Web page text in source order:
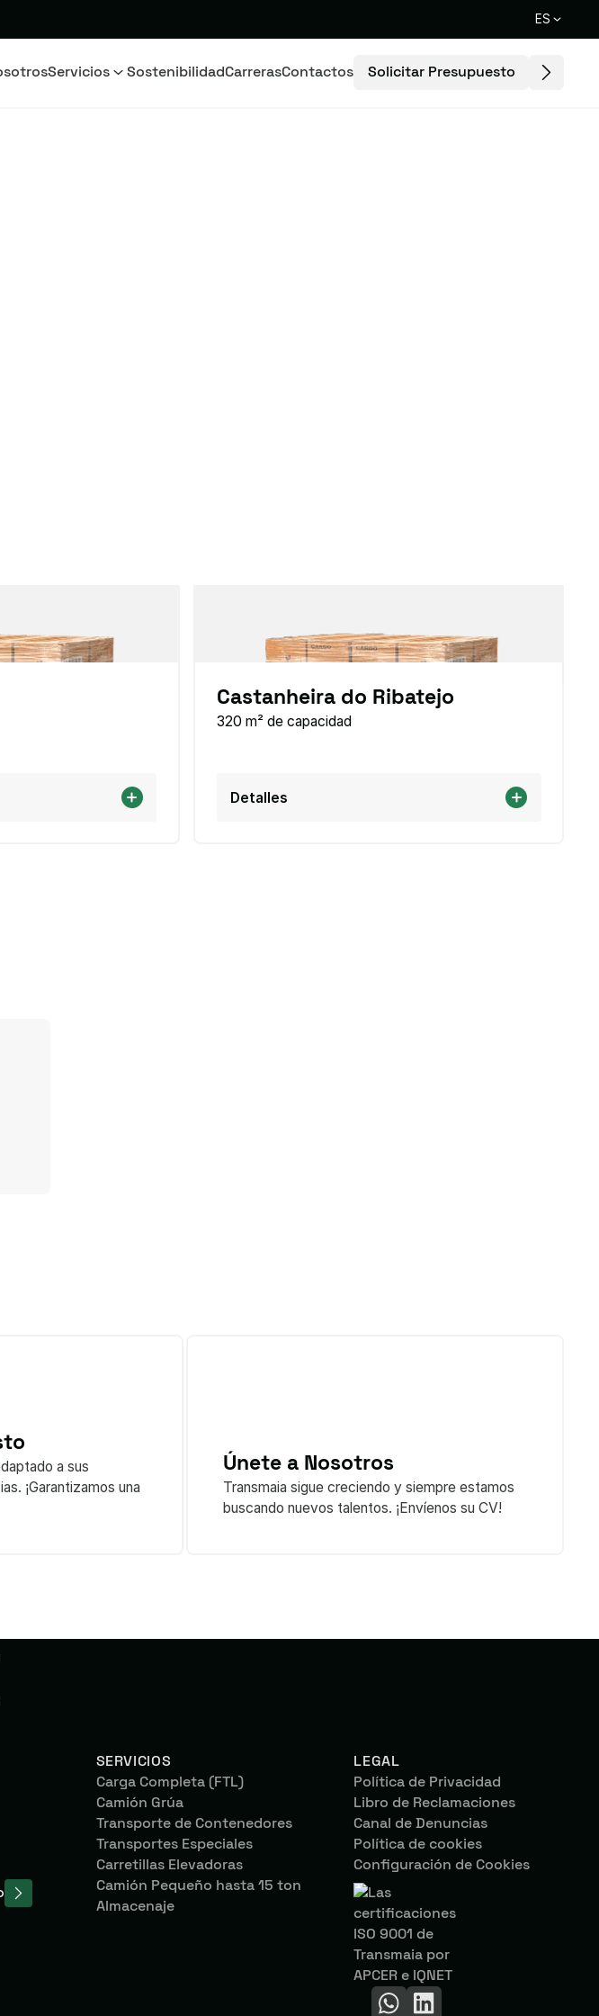
ES
Servicios SostenibilidadCarrerasContactos Solicitar Presupuesto
Castanheira do Ribatejo
320 m² de capacidad
Detalles
a sus
¡Garantizamos una
Únete a Nosotros
Transmaia sigue creciendo y siempre estamos
buscando nuevos talentos. ¡Envíenos su CV!
SERVICIOS
Carga Completa (FTL)
Camión Grúa
Transporte de Contenedores
Transportes Especiales
Carretillas Elevadoras
Camión Pequeño hasta 15 ton
Almacenaje
LEGAL
Política de Privacidad
Libro de Reclamaciones
Canal de Denuncias
Política de cookies
Configuración de Cookies